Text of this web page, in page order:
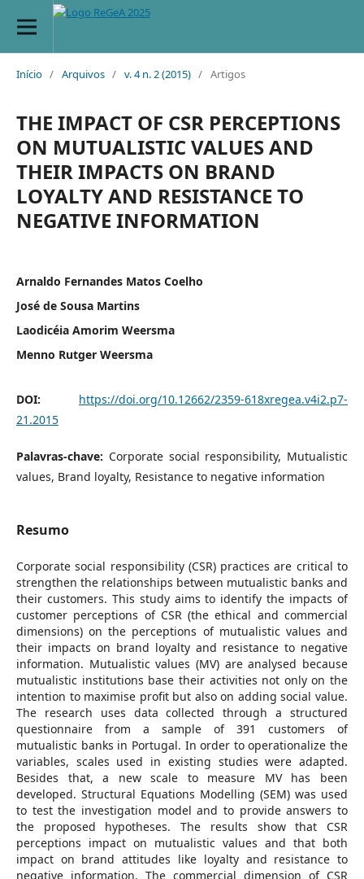
Início / Arquivos / v. 4 n. 2 (2015) / Artigos
THE IMPACT OF CSR PERCEPTIONS
ON MUTUALISTIC VALUES AND
THEIR IMPACTS ON BRAND
LOYALTY AND RESISTANCE TO
NEGATIVE INFORMATION
Arnaldo Fernandes Matos Coelho
José de Sousa Martins
Laodicéia Amorim Weersma
Menno Rutger Weersma
DOI: https://doi.org/10.12662/2359-618xregea.v4i2.p7-
21.2015
Palavras-chave: Corporate social responsibility, Mutualistic
values, Brand loyalty, Resistance to negative information
Resumo
Corporate social responsibility (CSR) practices are critical to
strengthen the relationships between mutualistic banks and
their customers. This study aims to identify the impacts of
customer perceptions of CSR (the ethical and commercial
dimensions) on the perceptions of mutualistic values and
their impacts on brand loyalty and resistance to negative
information. Mutualistic values (MV) are analysed because
mutualistic institutions base their activities not only on the
intention to maximise profit but also on adding social value.
The research uses data collected through a structured
questionnaire from a sample of 391 customers of
mutualistic banks in Portugal. In order to operationalize the
variables, scales used in existing studies were adapted.
Besides that, a new scale to measure MV has been
developed. Structural Equations Modelling (SEM) was used
to test the investigation model and to provide answers to
the proposed hypotheses. The results show that CSR
perceptions impact on mutualistic values and that both
impact on brand attitudes like loyalty and resistance to
negative information. The commercial dimension of CSR